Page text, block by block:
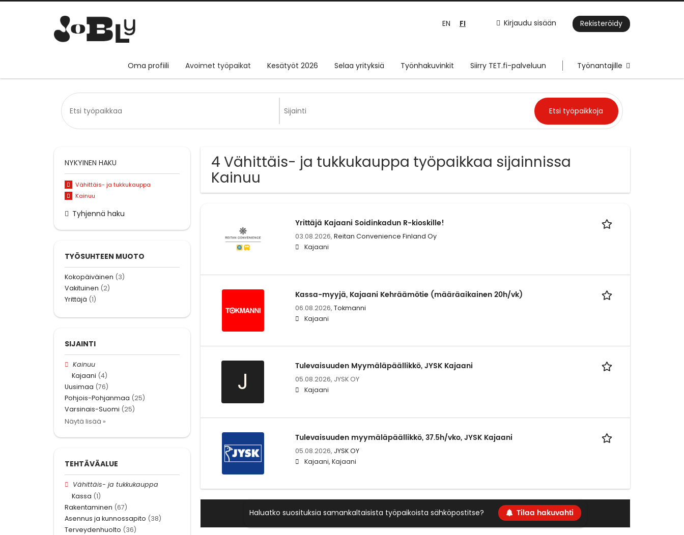
Kirjaudu sisään Rekisteröidy
EN FI
Oma profiili Avoimet työpaikat Kesätyöt 2026 Selaa yrityksiä Työnhakuvinkit Siirry TET.fi-palveluun Työnantajille
4 Vähittäis- ja tukkukauppa työpaikkaa sijainnissa
Kainuu
Yrittäjä Kajaani Soidinkadun R-kioskille!
03.08.2026, Reitan Convenience Finland Oy
Kajaani
Kassa-myyjä, Kajaani Kehräämötie (määräaikainen 20h/vk)
06.08.2026, Tokmanni
Kajaani
J
Tulevaisuuden Myymäläpäällikkö, JYSK Kajaani
05.08.2026, JYSK OY
Kajaani
Tulevaisuuden myymäläpäällikkö, 37.5h/vko, JYSK Kajaani
05.08.2026, JYSK OY
Kajaani, Kajaani
Haluatko suosituksia samankaltaisista työpaikoista sähköpostitse? Tilaa hakuvahti
NYKYINEN HAKU
Vähittäis- ja tukkukauppa
Kainuu
Tyhjennä haku
TYÖSUHTEEN MUOTO
Kokopäiväinen (3)
Vakituinen (2)
Yrittäjä (1)
SIJAINTI
Kainuu
Kajaani (4)
Uusimaa (76)
Pohjois-Pohjanmaa (25)
Varsinais-Suomi (25)
Näytä lisää »
TEHTÄVÄALUE
Vähittäis- ja tukkukauppa
Kassa (1)
Rakentaminen (67)
Asennus ja kunnossapito (38)
Terveydenhuolto (36)